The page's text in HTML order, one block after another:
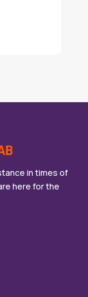
in times of
here for the